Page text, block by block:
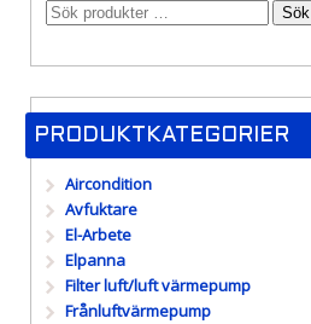
Sök
PRODUKTKATEGORIER
Aircondition
Avfuktare
El-Arbete
Elpanna
Filter luft/luft värmepump
Frånluftvärmepump